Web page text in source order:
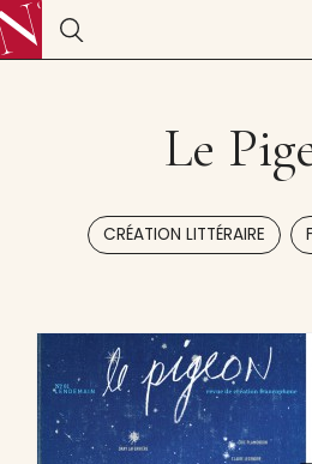
Le
CRÉATION LITTÉRAIRE